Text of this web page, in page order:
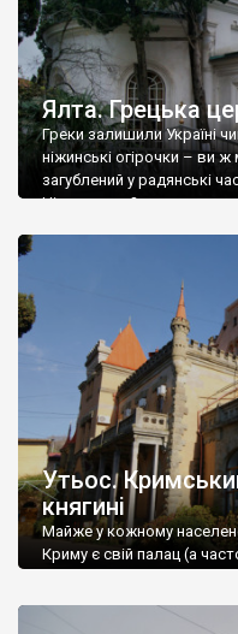
Ялта. Грецька
Греки залишили Україні
ніжинські огірочки – ви ж
загублений у радянські
Ніжин греки?
Утьос.
княгині
Майже у кожному
Криму є свій палац (а